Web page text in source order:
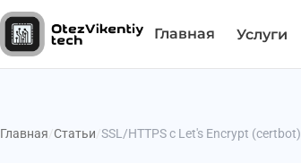
Главная Услуги
Главная Статьи SSL/HTTPS с Let's Encrypt (certbot)